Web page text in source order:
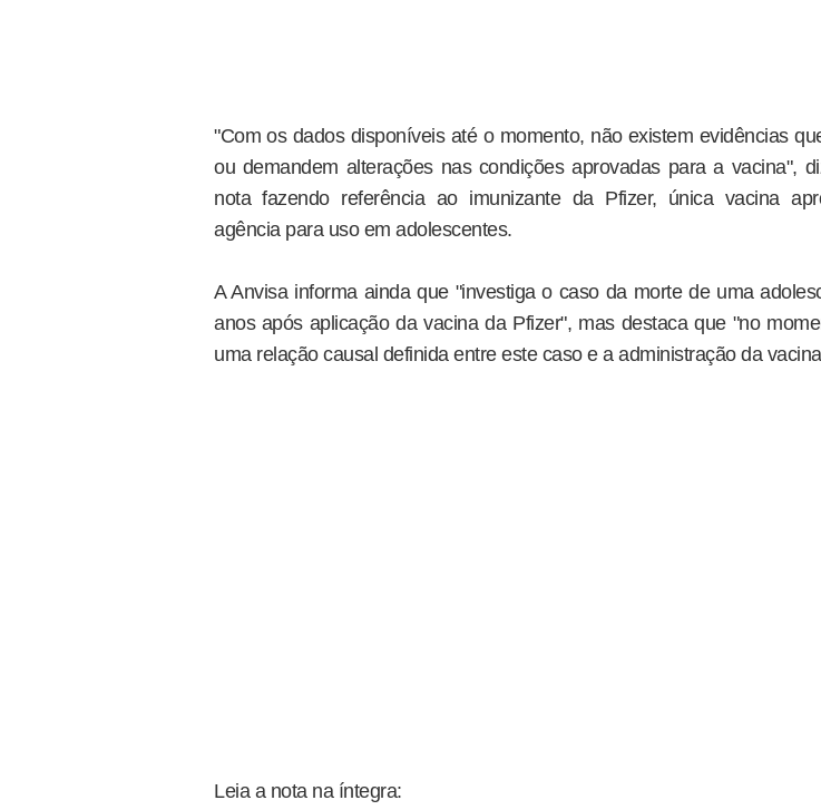
"Com os dados disponíveis até o momento, não existem evidências
ou demandem alterações nas condições aprovadas para a vacina",
nota fazendo referência ao imunizante da Pfizer, única vacina
agência para uso em adolescentes.
A Anvisa informa ainda que "investiga o caso da morte de uma
anos após aplicação da vacina da Pfizer", mas destaca que "no
uma relação causal definida entre este caso e a administração da
Leia a nota na íntegra: